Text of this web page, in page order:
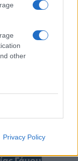
other
Privacy Policy
υποψήφιος
στο Σικάγο
2026, 6:30 μμ